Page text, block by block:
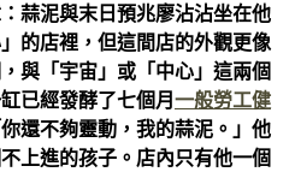
蒜泥與末日預兆廖沾沾坐在他
的店裡，但這間店的外觀更像
與「宇宙」或「中心」這兩個
已經發酵了七個月 一般勞工健
還不夠靈動，我的蒜泥。」他
上進的孩子。店內只有他一個